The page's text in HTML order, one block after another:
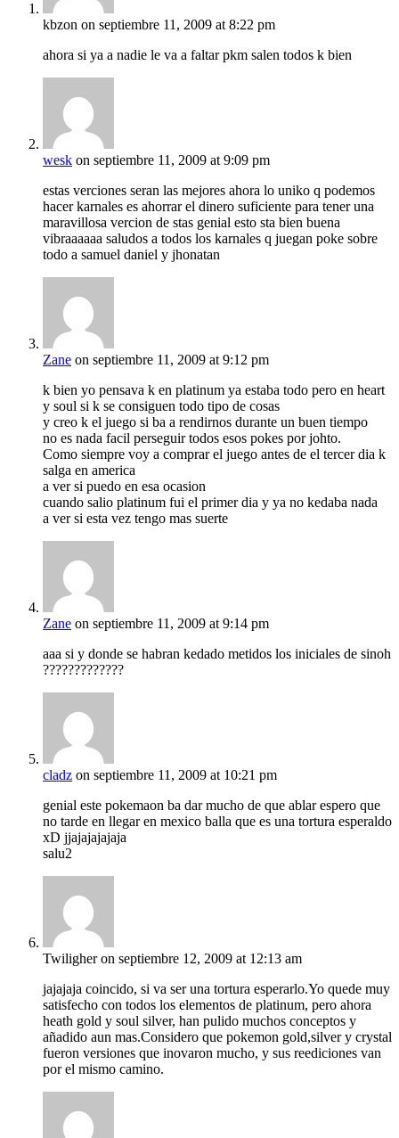
kbzon on septiembre 11, 2009 at 8:22 pm
ahora si ya a nadie le va a faltar pkm salen todos k bien
wesk on septiembre 11, 2009 at 9:09 pm
estas verciones seran las mejores ahora lo uniko q podemos
hacer karnales es ahorrar el dinero suficiente para tener una
maravillosa vercion de stas genial esto sta bien buena
vibraaaaaa saludos a todos los karnales q juegan poke sobre
todo a samuel daniel y jhonatan
Zane on septiembre 11, 2009 at 9:12 pm
k bien yo pensava k en platinum ya estaba todo pero en heart
y soul si k se consiguen todo tipo de cosas
y creo k el juego si ba a rendirnos durante un buen tiempo
no es nada facil perseguir todos esos pokes por johto.
Como siempre voy a comprar el juego antes de el tercer dia k
salga en america
a ver si puedo en esa ocasion
cuando salio platinum fui el primer dia y ya no kedaba nada
a ver si esta vez tengo mas suerte
Zane on septiembre 11, 2009 at 9:14 pm
aaa si y donde se habran kedado metidos los iniciales de sinoh
?????????????
cladz on septiembre 11, 2009 at 10:21 pm
genial este pokemaon ba dar mucho de que ablar espero que
no tarde en llegar en mexico balla que es una tortura esperaldo
xD jjajajajajaja
salu2
Twiligher on septiembre 12, 2009 at 12:13 am
jajajaja coincido, si va ser una tortura esperarlo.Yo quede muy
satisfecho con todos los elementos de platinum, pero ahora
heath gold y soul silver, han pulido muchos conceptos y
añadido aun mas.Considero que pokemon gold,silver y crystal
fueron versiones que inovaron mucho, y sus reediciones van
por el mismo camino.